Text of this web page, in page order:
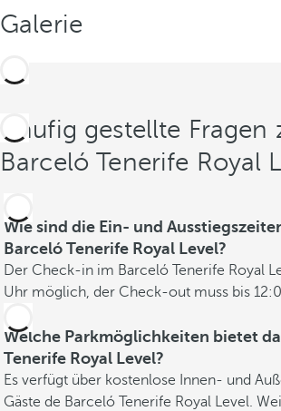
Galerie
Häufig gestellte Fragen
Barceló Tenerife Royal
Wie sind die Ein- und
Barceló Tenerife Royal Level?
Der Check-in im Barceló Tenerife Royal
Uhr möglich, der Check-out muss bis
Welche Parkmöglichkeiten bietet
Tenerife Royal Level?
Es verfügt über kostenlose Innen- und
Gäste de Barceló Tenerife Royal Level.